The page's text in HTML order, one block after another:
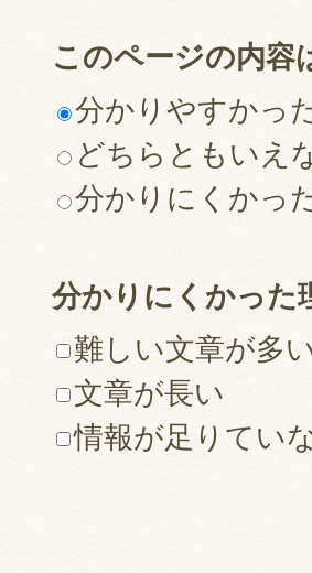
このページの内容
分かりやすかっ
どちらともいえ
分かりにくかっ
分かりにくかった
難しい文章が多
文章が長い
情報が足りてい